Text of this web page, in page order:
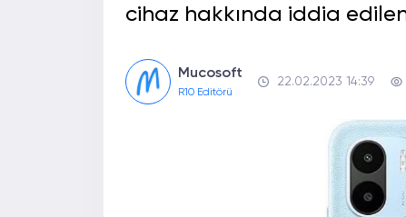
cihaz hakkında iddia
Mucosoft
R10 Editörü
22.02.2023 14:39